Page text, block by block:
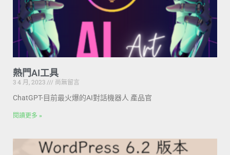
熱門AI工具
3 4 月, 2023
尚無留言
ChatGPT-目前最火爆的AI對話機器人 產品官
閱讀更多 »